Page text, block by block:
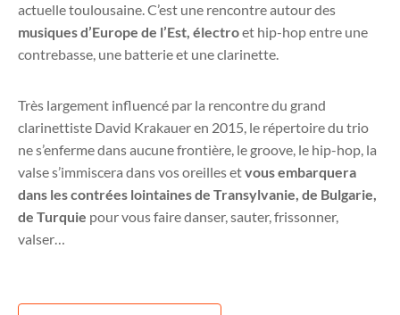
actuelle toulousaine. C’est une rencontre autour des
musiques d’Europe de l’Est, électroet hip-hop entre une
contrebasse, une batterie et une clarinette.
Très largement influencé par la rencontre du grand
clarinettiste David Krakauer en 2015, le répertoire du trio
ne s’enferme dans aucune frontière, le groove, le hip-hop, la
valse s’immiscera dans vos oreilles etvous embarquera
dans les contrées lointaines de Transylvanie, de Bulgarie,
de Turquie pour vous faire danser, sauter, frissonner,
valser…